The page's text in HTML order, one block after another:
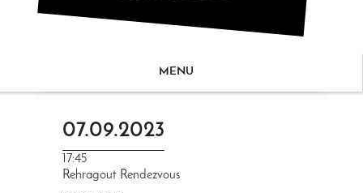
MENU
07.09.2023
17:45
Rehragout Rendezvous